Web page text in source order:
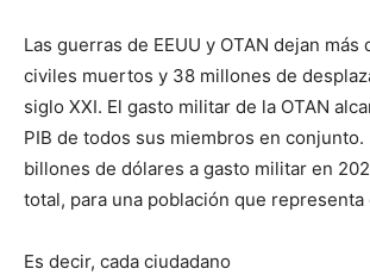
Las guerras de EEUU y OTAN dejan más
civiles muertos y 38 millones de
siglo XXI. El gasto militar de la OTAN
PIB de todos sus miembros en conjunto.
billones de dólares a gasto militar en
total, para una población que representa
Es decir, cada ciudadano